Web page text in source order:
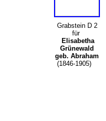
Grabstein D 2
für
Elisabetha
Grünewald
geb. Abraham
(1846-1905)